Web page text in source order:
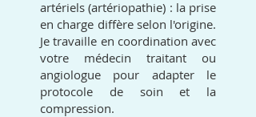
artériels (artériopathie) : la prise
en charge diffère selon l'origine.
Je travaille en coordination avec
votre médecin traitant ou
angiologue pour adapter le
protocole de soin et la
compression.